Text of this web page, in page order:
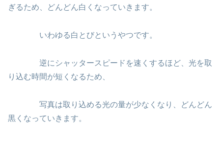
ぎるため、どんどん白くなっていきます。
いわゆる白とびというやつです。
逆にシャッタースピードを速くするほど、光を取
り込む時間が短くなるため、
写真は取り込める光の量が少なくなり、どんどん
黒くなっていきます。